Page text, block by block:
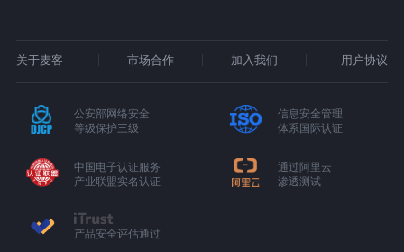
关于麦客 市场合作 加入我们 用户协议
公安部网络安全
等级保护三级
信息安全管理
体系国际认证
中国电子认证服务
产业联盟实名认证
通过阿里云
渗透测试
产品安全评估通过